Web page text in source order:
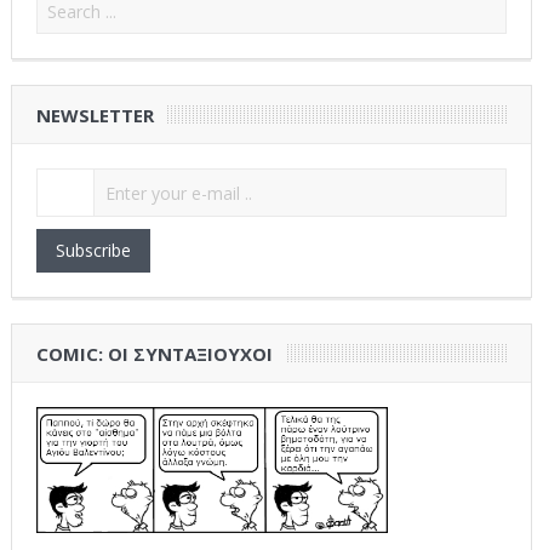
NEWSLETTER
Subscribe
COMIC: ΟΙ ΣΥΝΤΑΞΙΟΎΧΟΙ